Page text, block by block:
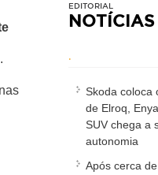
EDITORIAL
NOTÍCIAS
.
Skoda coloca
de Elroq,
SUV chega a
autonomia
Após cerca